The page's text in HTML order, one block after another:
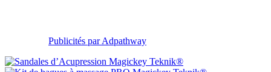
Publicités par Adpathway